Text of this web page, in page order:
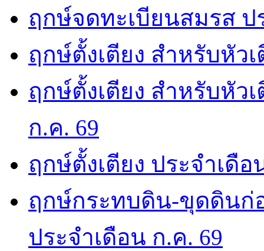
ฤกษ์จดทะเบียนสมรส ป
ฤกษ์ตั้งเตียง สำหรับหัว
ฤกษ์ตั้งเตียง สำหรับหัว
ก.ค. 69
ฤกษ์ตั้งเตียง ประจำเดือ
ฤกษ์กระทบดิน-ขุดดินก่
ประจำเดือน ก.ค. 69